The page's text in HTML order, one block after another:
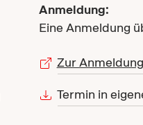
Anmeldung:
Eine Anmeldung
Zur Anmeldung
Termin in